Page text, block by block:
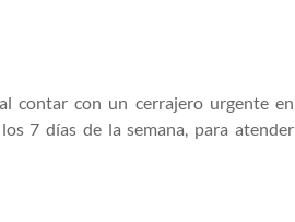
contar con un cerrajero urgente en
7 días de la semana, para atender